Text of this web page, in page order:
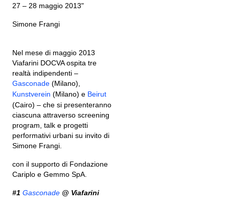
27 – 28 maggio 2013"
Simone Frangi
Nel mese di maggio 2013
Viafarini DOCVA ospita tre
realtà indipendenti –
Gasconade (Milano),
Kunstverein (Milano) e Beirut
(Cairo) – che si presenteranno
ciascuna attraverso screening
program, talk e progetti
performativi urbani su invito di
Simone Frangi.
con il supporto di Fondazione
Cariplo e Gemmo SpA.
#1 Gasconade @ Viafarini